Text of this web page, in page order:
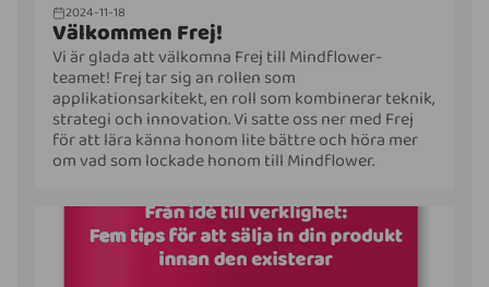
2024-11-18
Välkommen Frej!
Vi är glada att välkomna Frej till Mindflower-
teamet! Frej tar sig an rollen som
applikationsarkitekt, en roll som kombinerar teknik,
strategi och innovation. Vi satte oss ner med Frej
för att lära känna honom lite bättre och höra mer
om vad som lockade honom till Mindflower.